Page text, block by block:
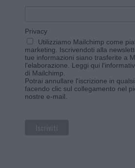
Privacy
Utilizziamo Mailchimp come
marketing. Iscrivendoti alla
tue informazioni siano trasferite a
l'elaborazione. Leggi qui
di Mailchimp
Potrai annullare l'iscrizione in
facendo clic sul collegamento nel
nostre e-mail.